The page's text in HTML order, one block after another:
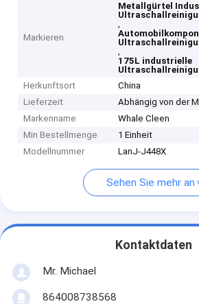
Markieren
Metallgürtel
,
,
175L industrielle
Herkunftsort
China
Lieferzeit
Abhängig von der
Markenname
Whale Cleen
Min Bestellmenge
1 Einheit
Modellnummer
LanJ-J448X
Sehen Sie mehr an
Kontaktdaten
Mr. Michael
864008738568